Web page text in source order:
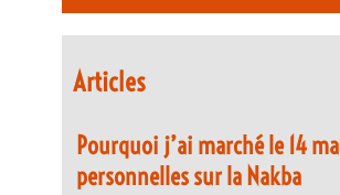
Articles
Pourquoi j’ai marché le 14
personnelles sur la Nakba